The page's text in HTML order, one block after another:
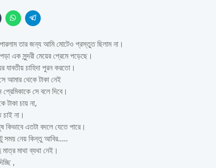
তার জন্য আমি মোটেও প্রস্তুত ছিলাম না।
এক সুন্দরী মেয়ের প্রেমে পড়েছে।
যাবতীয় চাহিদা পুরন করতো।
আমার থেকে টাকা নেই
সে বলে দিবে।
চায় না,
না।
এতটা বদলে যেতে পারে।
সময় নেয় কিন্তু আবির.....
মাত্র মাথা ব্যথা নেই।
,